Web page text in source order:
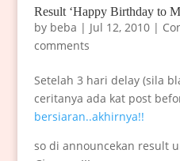
Result ‘Happy Birthday to
by beba | Jul 12, 2010|
comments
Setelah 3 hari delay (sila
ceritanya ada kat post
bersiaran..akhirnya!!
so di announcekan result